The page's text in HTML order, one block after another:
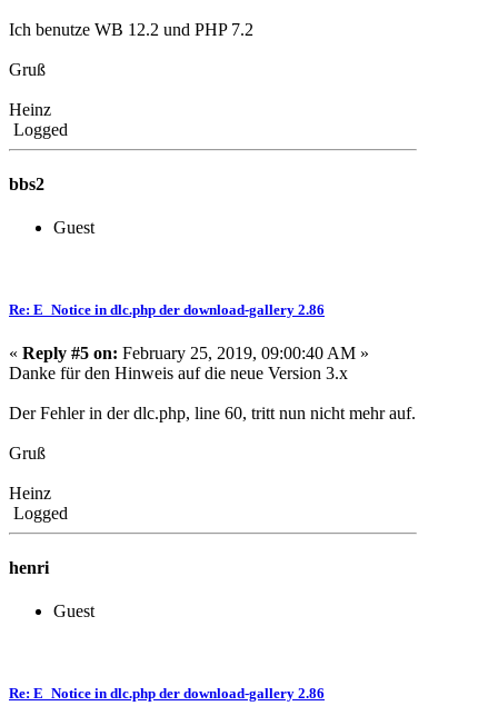
Ich benutze WB 12.2 und PHP 7.2
Gruß
Heinz
Logged
bbs2
Guest
Re: E_Notice in dlc.php der download-gallery 2.86
« Reply #5 on: February 25, 2019, 09:00:40 AM »
Danke für den Hinweis auf die neue Version 3.x
Der Fehler in der dlc.php, line 60, tritt nun nicht mehr auf.
Gruß
Heinz
Logged
henri
Guest
Re: E_Notice in dlc.php der download-gallery 2.86